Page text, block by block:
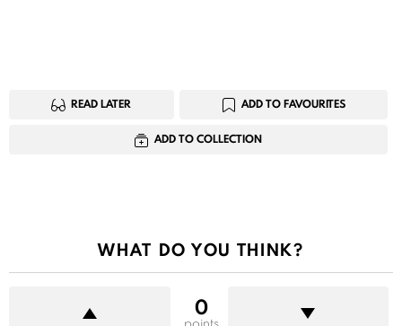
READ LATER ADD TO FAVOURITES
ADD TO COLLECTION
WHAT DO YOU THINK?
0